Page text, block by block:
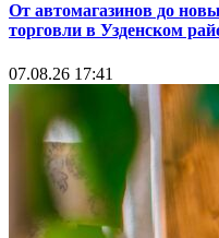
От автомагазинов до
торговли в Узденском
07.08.26 17:41